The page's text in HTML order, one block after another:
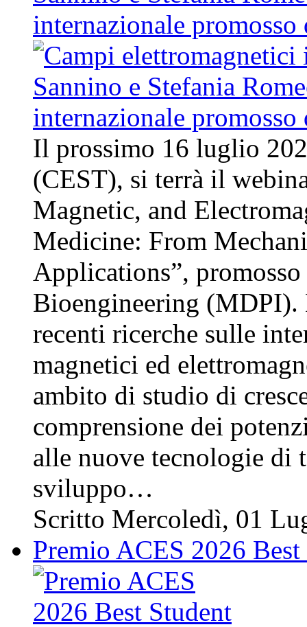
internazionale
Il prossimo 16 luglio
(CEST), si terrà il
Magnetic, and
Medicine: From
Applications”,
Bioengineering (MDPI).
recenti ricerche sulle
magnetici ed
ambito di studio di
comprensione dei
alle nuove tecnologie di
sviluppo…
Scritto Mercoledì, 01
Premio ACES 2026